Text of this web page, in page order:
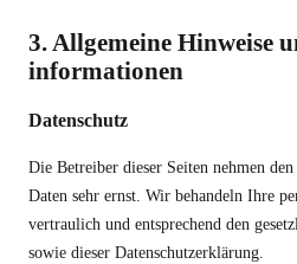
3. Allgemeine Hinweise
informationen
Datenschutz
Die Betreiber dieser Seiten nehmen
Daten sehr ernst. Wir behandeln Ihre
vertraulich und entsprechend den
sowie dieser Datenschutzerklärung.